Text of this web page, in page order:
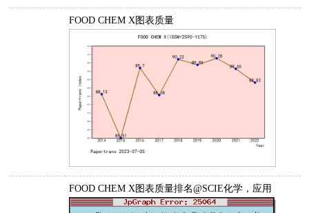
FOOD CHEM X图表质量
FOOD CHEM X图表质量排名@SCIE化学，应用